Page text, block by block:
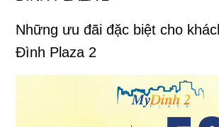
Những ưu đãi đặc biệt cho
Đình Plaza 2